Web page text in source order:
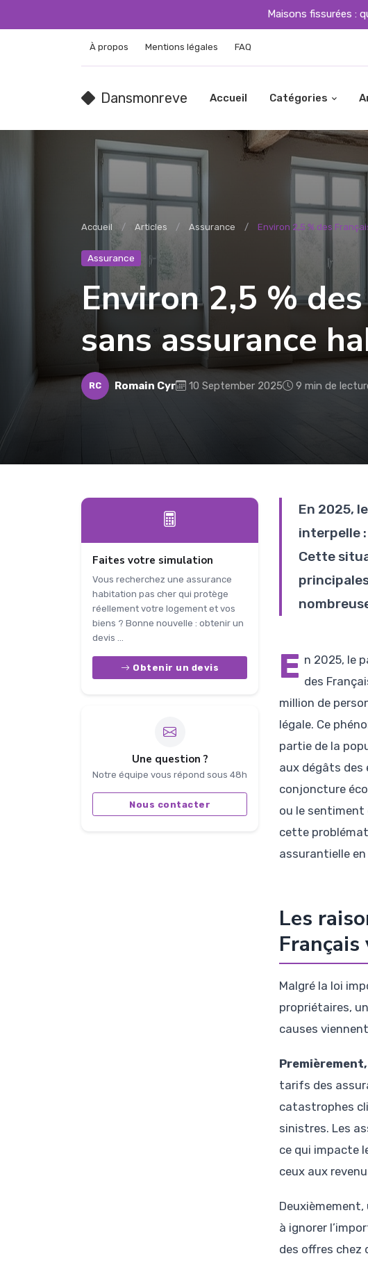
Maisons fissurées :
À propos Mentions légales FAQ
Dansmonreve Accueil Catégories
Accueil Articles Assurance Environ 2,5 % des
Assurance
Environ 2,5 %
sans assurance
RC Romain Cyr 10 September 2025 9 min de
Faites votre simulation
Vous recherchez une assurance
habitation pas cher qui protège
réellement votre logement et vos
biens ? Bonne nouvelle : obtenir un
devis ...
Obtenir un devis
Une question ?
Notre équipe vous répond sous 48h
Nous contacter
En 2025,
interpelle
Cette
E n 2025, le
des
million de
légale. Ce
partie de la
aux dégâts des
conjoncture
ou le sentiment
cette
assurantielle en
Les
Malgré la loi
propriétaires,
causes
tarifs des
catastrophes
sinistres. Les
ce qui impacte
ceux aux
Deuxièmement,
à ignorer
des offres chez